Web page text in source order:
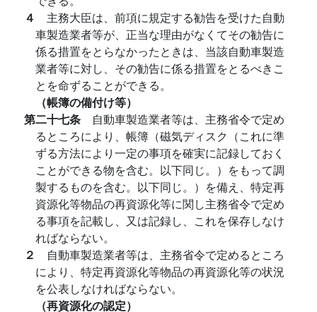
４ 主務大臣は、前項に規定する勧告を受けた自動
車製造業者等が、正当な理由がなくてその勧告に
係る措置をとらなかったときは、当該自動車製造
業者等に対し、その勧告に係る措置をとるべきこ
とを命ずることができる。
（帳簿の備付け等）
第二十七条 自動車製造業者等は、主務省令で定め
るところにより、帳簿（磁気ディスク（これに準
ずる方法により一定の事項を確実に記録しておく
ことができる物を含む。以下同じ。）をもって調
製するものを含む。以下同じ。）を備え、特定再
資源化等物品の再資源化等に関し主務省令で定め
る事項を記載し、又は記録し、これを保存しなけ
ればならない。
２ 自動車製造業者等は、主務省令で定めるところ
により、特定再資源化等物品の再資源化等の状況
を公表しなければならない。
（再資源化の認定）